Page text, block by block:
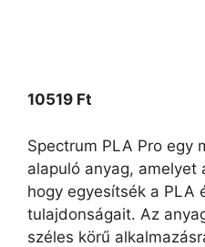
10519 Ft
Spectrum PLA Pro egy
alapuló anyag, amelyet
hogy egyesítsék a PLA
tulajdonságait. Az
széles körű